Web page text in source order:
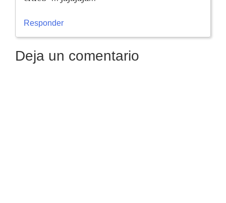
Responder
Deja un comentario